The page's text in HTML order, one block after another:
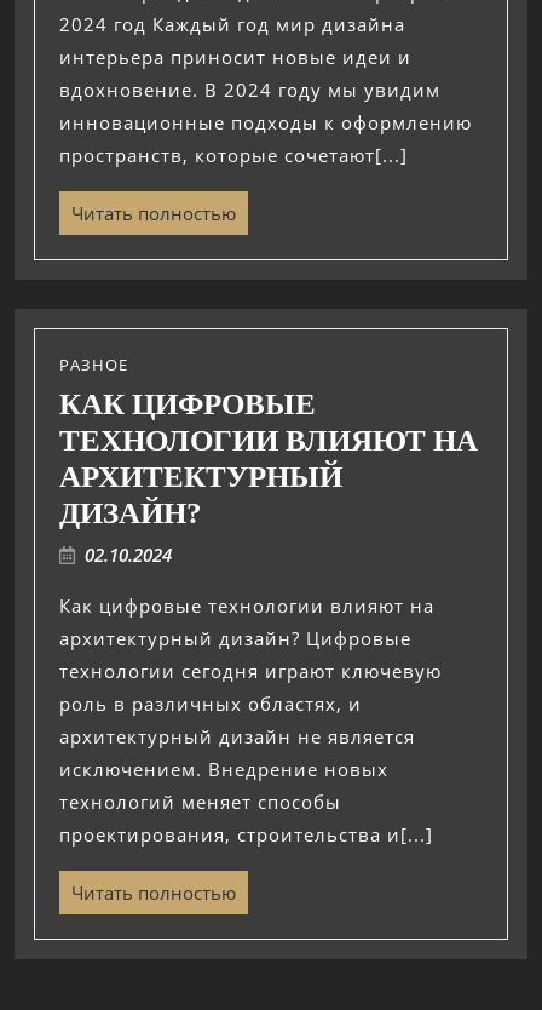
2024 год Каждый год мир дизайна
интерьера приносит новые идеи и
вдохновение. В 2024 году мы увидим
инновационные подходы к оформлению
пространств, которые сочетают[...]
Читать полностью
РАЗНОЕ
КАК ЦИФРОВЫЕ
ТЕХНОЛОГИИ ВЛИЯЮТ НА
АРХИТЕКТУРНЫЙ
ДИЗАЙН?
02.10.2024
Как цифровые технологии влияют на
архитектурный дизайн? Цифровые
технологии сегодня играют ключевую
роль в различных областях, и
архитектурный дизайн не является
исключением. Внедрение новых
технологий меняет способы
проектирования, строительства и[...]
Читать полностью